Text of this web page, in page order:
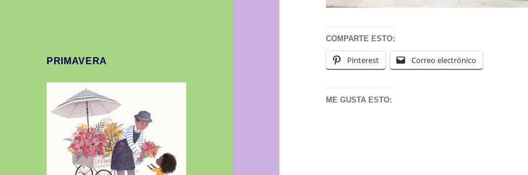
PRIMAVERA
COMPARTE ESTO:
Pinterest Correo electrónico
ME GUSTA ESTO: